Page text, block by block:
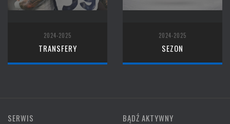
2024-2025
TRANSFERY
2024-2025
SEZON
SERWIS BĄDŹ AKTYWNY